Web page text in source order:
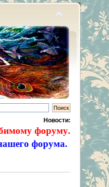
Новости:
форуму.
форума.